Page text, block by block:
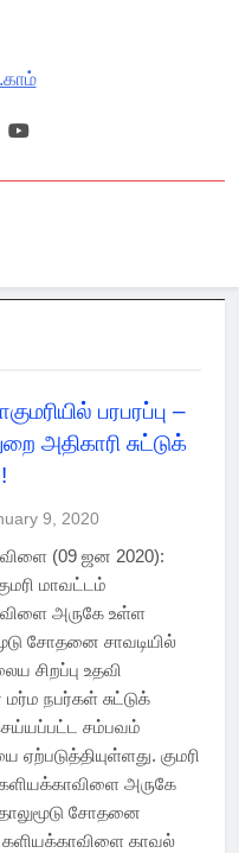
அப்பால்…
பரபரப்பு –
அதிகாரி சுட்டுக்
9, 2020
(09 ஜன 2020):
மாவட்டம்
அருகே உள்ள
சோதனை சாவடியில்
சிறப்பு உதவி
நபர்கள் சுட்டுக்
சம்பவம்
ஏற்படுத்தியுள்ளது. குமரி
அருகே
சோதனை
களியக்காவிளை காவல்